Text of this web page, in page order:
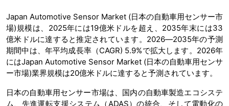
Japan Automotive Sensor Market (日本の自動車用センサー市
場)規模は、2025年には19億米ドルを超え、2035年末には33
億米ドルに達すると推定されています。2026―2035年の予測
期間中は、年平均成長率（CAGR) 5.9%で拡大します。2026年
にはJapan Automotive Sensor Market (日本の自動車用センサ
ー市場)業界規模は20億米ドルに達すると予測されています。
日本の自動車用センサー市場は、国内の自動車製造エコシステ
ム、先進運転支援システム（ADAS）の統合、そして電動化の